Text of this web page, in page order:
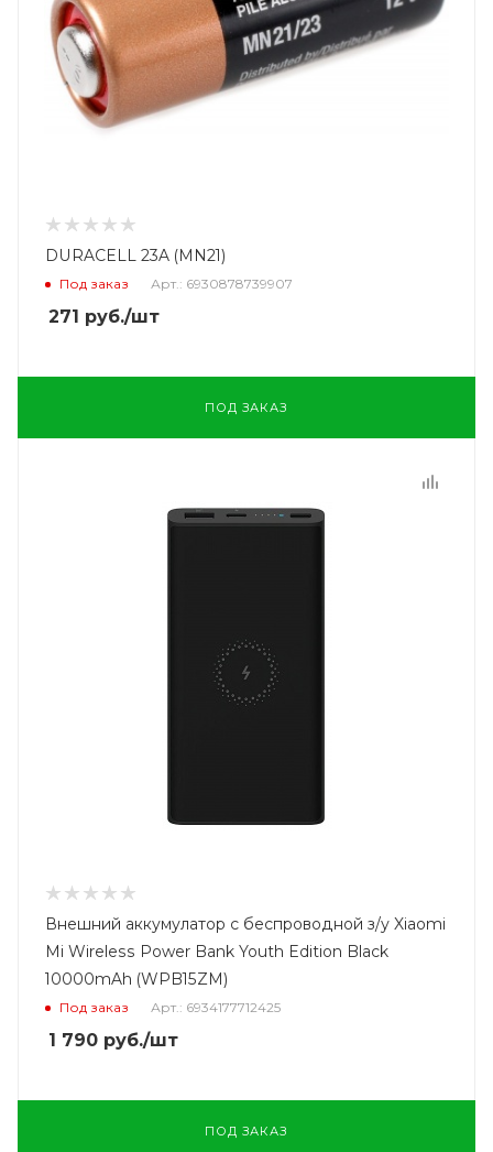
DURACELL 23A (MN21)
Под заказ Арт.: 6930878739907
271 руб./шт
ПОД ЗАКАЗ
Внешний аккумулатор с беспроводной з/у Xiaomi
Mi Wireless Power Bank Youth Edition Black
10000mAh (WPB15ZM)
Под заказ Арт.: 6934177712425
1 790 руб./шт
ПОД ЗАКАЗ